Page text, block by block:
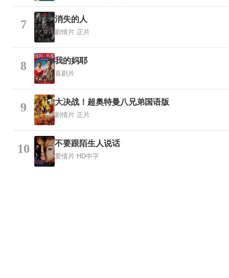
7 消失的人
剧情片 正片
8 我的妈耶
喜剧片
9 大决战！超奥特曼八兄弟国语版
剧情片 正片
10 不要跟陌生人说话
爱情片 HD中字